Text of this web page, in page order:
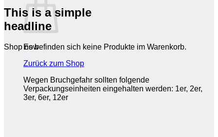
Es befinden sich keine Produkte im Warenkorb.
Zurück zum Shop
Wegen Bruchgefahr sollten folgende
Verpackungseinheiten eingehalten werden: 1er, 2er,
3er, 6er, 12er
This is a simple
headline
Shop now